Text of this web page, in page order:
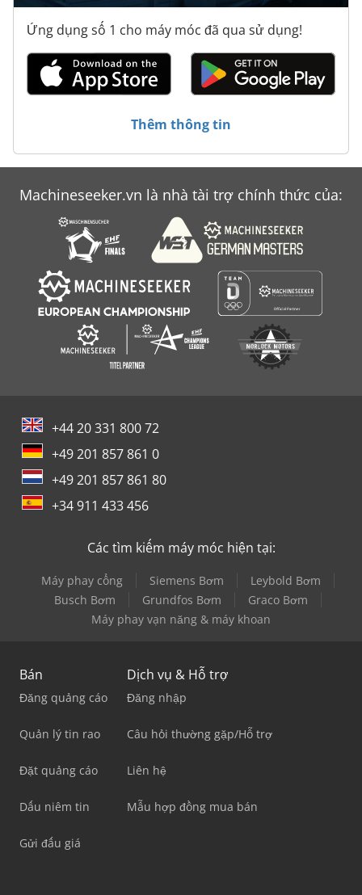
Atlas Copco Ga 45
Atlas Copco Ga 55
Atlas Copco Ga 7
Atlas Copco Ga 90
Atlas Copco Xas 37
Atlas Copco Xas 37 Kd
Ứng dụng số 1 cho máy móc đã qua sử dụng!
Thêm thông tin
Machineseeker.vn là nhà tài trợ chính thức của:
+44 20 331 800 72
+49 201 857 861 0
+49 201 857 861 80
+34 911 433 456
Các tìm kiếm máy móc hiện tại:
Máy phay cổng Siemens Bơm
Leybold Bơm
Busch Bơm
Grundfos Bơm
Graco Bơm
Máy phay vạn năng & máy khoan
Bán
Đăng quảng cáo
Quản lý tin rao
Đặt quảng cáo
Dấu niêm tin
Gửi đấu giá
Dịch vụ & Hỗ trợ
Đăng nhập
Câu hỏi thường gặp/Hỗ trợ
Liên hệ
Mẫu hợp đồng mua bán